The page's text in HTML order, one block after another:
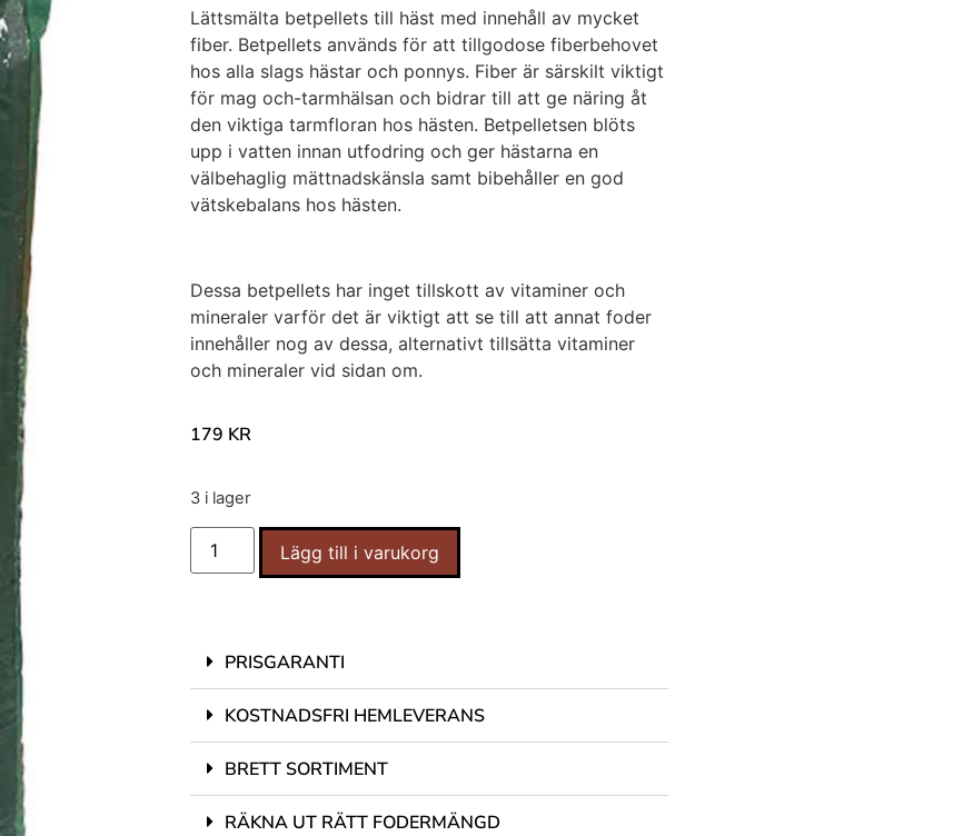
Lättsmälta betpellets till häst med innehåll av mycket
fiber. Betpellets används för att tillgodose fiberbehovet
hos alla slags hästar och ponnys. Fiber är särskilt viktigt
för mag och-tarmhälsan och bidrar till att ge näring åt
den viktiga tarmfloran hos hästen. Betpelletsen blöts
upp i vatten innan utfodring och ger hästarna en
välbehaglig mättnadskänsla samt bibehåller en god
vätskebalans hos hästen.
Dessa betpellets har inget tillskott av vitaminer och
mineraler varför det är viktigt att se till att annat foder
innehåller nog av dessa, alternativt tillsätta vitaminer
och mineraler vid sidan om.
179 KR
3 i lager
Lägg till i varukorg
PRISGARANTI
KOSTNADSFRI HEMLEVERANS
BRETT SORTIMENT
RÄKNA UT RÄTT FODERMÄNGD